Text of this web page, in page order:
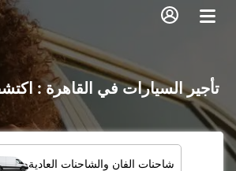
تأجير السيارات في القاهرة :
شاحنات الفان والشاحنات العادية